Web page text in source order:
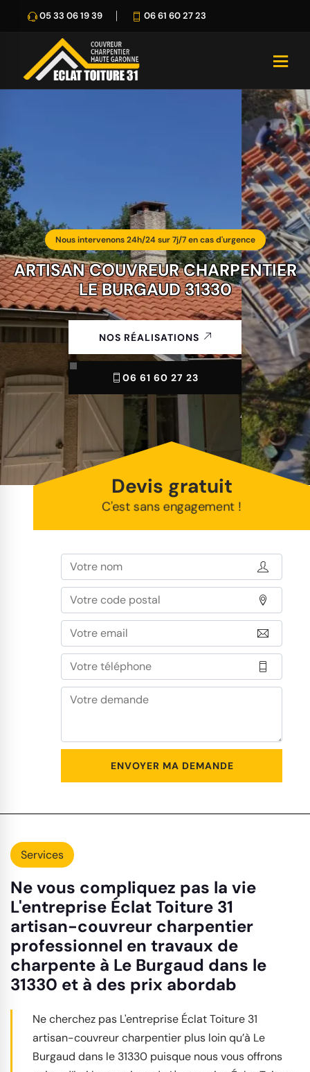
05 33 06 19 39 06 61 60 27 23
Nous intervenons 24h/24 sur 7j/7 en cas d'urgence
ARTISAN COUVREUR CHARPENTIER
LE BURGAUD 31330
NOS RÉALISATIONS
06 61 60 27 23
Devis gratuit
C'est sans engagement !
Services
Ne vous compliquez pas la vie
L'entreprise Éclat Toiture 31
artisan-couvreur charpentier
professionnel en travaux de
charpente à Le Burgaud dans le
31330 et à des prix abordab
Ne cherchez pas L'entreprise Éclat Toiture 31
artisan-couvreur charpentier plus loin qu’à Le
Burgaud dans le 31330 puisque nous vous offrons